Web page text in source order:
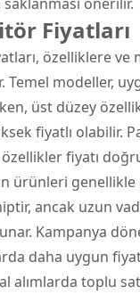
Fiyatları
özelliklere ve
modeller,
üst düzey
fiyatlı olabilir.
fiyatı
ürünleri genellikle
ancak uzun
Kampanya
daha uygun
alımlarda toplu